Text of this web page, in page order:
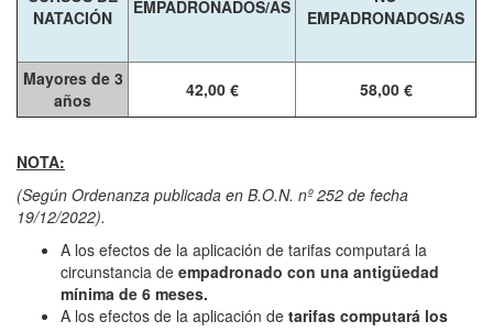
NATACIÓN
EMPADRONADOS/AS
EMPADRONADOS/AS
Mayores de 3
años
42,00 € 58,00 €
NOTA:
(Según Ordenanza publicada en B.O.N. nº 252 de fecha
19/12/2022).
A los efectos de la aplicación de tarifas computará la
circunstancia de empadronado con una antigüedad
mínima de 6 meses.
A los efectos de la aplicación de tarifas computará los